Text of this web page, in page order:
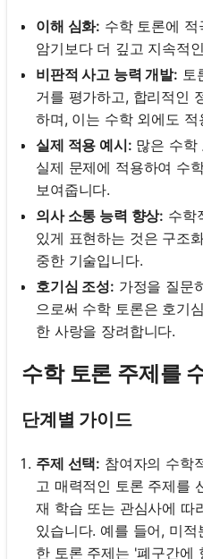
이해 심화: 수학 토론에
암기보다 더 깊고 지속적
비판적 사고 능력 개발: 토
거를 평가하고, 합리적인
하며, 이는 수학 외에도
실제 적용 예시: 많은 수학
실제 문제에 적용하여 수
보여줍니다.
의사 소통 능력 향상: 수학
있게 표현하는 것은 구조
중한 기술입니다.
호기심 조성: 가정을 질문
으로써 수학 토론은 호기
한 사랑을 장려합니다.
수학 토론 주제를
단계별 가이드
주제 선택: 참여자의 수학
고 매력적인 토론 주제를
재 학습 또는 관심사에 따
있습니다. 예를 들어, 미
한 토론 주제는 '폐구간에